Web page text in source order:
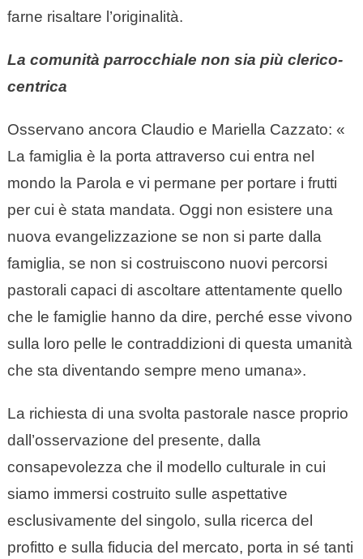
farne risaltare l’originalità.
La comunità parrocchiale non sia più clerico-
centrica
Osservano ancora Claudio e Mariella Cazzato: «
La famiglia è la porta attraverso cui entra nel
mondo la Parola e vi permane per portare i frutti
per cui è stata mandata. Oggi non esistere una
nuova evangelizzazione se non si parte dalla
famiglia, se non si costruiscono nuovi percorsi
pastorali capaci di ascoltare attentamente quello
che le famiglie hanno da dire, perché esse vivono
sulla loro pelle le contraddizioni di questa umanità
che sta diventando sempre meno umana».
La richiesta di una svolta pastorale nasce proprio
dall’osservazione del presente, dalla
consapevolezza che il modello culturale in cui
siamo immersi costruito sulle aspettative
esclusivamente del singolo, sulla ricerca del
profitto e sulla fiducia del mercato, porta in sé tanti